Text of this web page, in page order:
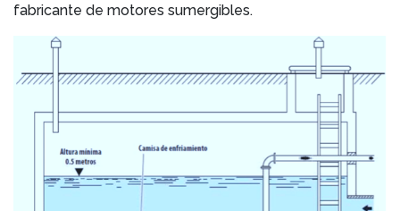
fabricante de motores sumergibles.